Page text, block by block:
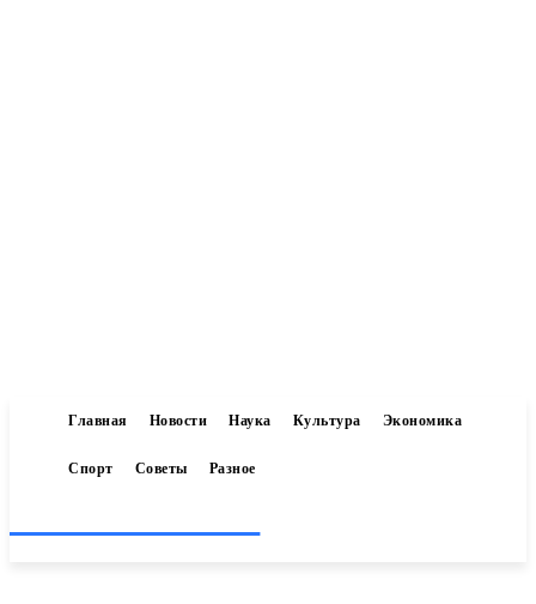
Главная Новости Наука Культура Экономика
Спорт Советы Разное